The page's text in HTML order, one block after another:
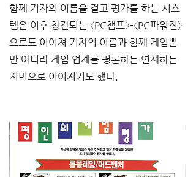
함께 기자의 이름을 걸고 평가를 하는 시스
템은 이후 창간되는 〈PC챔프〉-〈PC파워진〉
으로도 이어져 기자의 이름과 함께 게임뿐
만 아니라 게임 업계를 평론하는 연재하는
지면으로 이어지기도 했다.